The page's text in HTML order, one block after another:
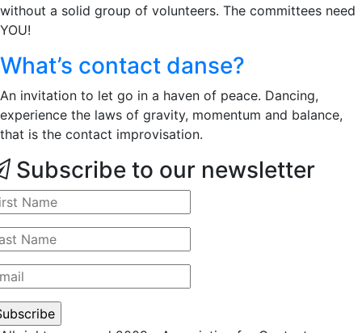
without a solid group of volunteers. The committees need
YOU!
What’s contact danse?
An invitation to let go in a haven of peace. Dancing,
experience the laws of gravity, momentum and balance,
that is the contact improvisation.
Subscribe to our newsletter